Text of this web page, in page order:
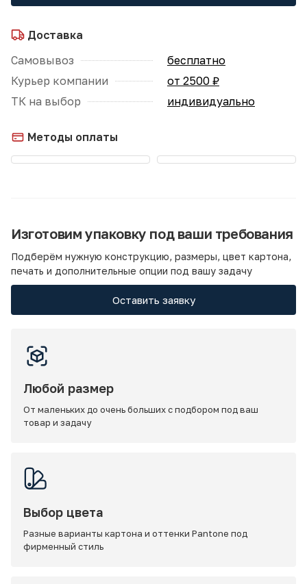
Доставка
Самовывоз
бесплатно
Курьер компании
от 2500 ₽
ТК на выбор
индивидуально
Методы оплаты
Изготовим упаковку под ваши требования
Подберём нужную конструкцию, размеры, цвет картона,
печать и дополнительные опции под вашу задачу
Оставить заявку
Любой размер
От маленьких до очень больших с подбором под ваш
товар и задачу
Выбор цвета
Разные варианты картона и оттенки Pantone под
фирменный стиль